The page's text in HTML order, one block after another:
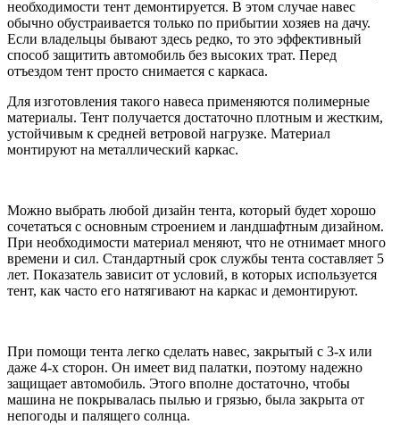
необходимости тент демонтируется. В этом случае навес
обычно обустраивается только по прибытии хозяев на дачу.
Если владельцы бывают здесь редко, то это эффективный
способ защитить автомобиль без высоких трат. Перед
отъездом тент просто снимается с каркаса.
Для изготовления такого навеса применяются полимерные
материалы. Тент получается достаточно плотным и жестким,
устойчивым к средней ветровой нагрузке. Материал
монтируют на металлический каркас.
Можно выбрать любой дизайн тента, который будет хорошо
сочетаться с основным строением и ландшафтным дизайном.
При необходимости материал меняют, что не отнимает много
времени и сил. Стандартный срок службы тента составляет 5
лет. Показатель зависит от условий, в которых используется
тент, как часто его натягивают на каркас и демонтируют.
При помощи тента легко сделать навес, закрытый с 3-х или
даже 4-х сторон. Он имеет вид палатки, поэтому надежно
защищает автомобиль. Этого вполне достаточно, чтобы
машина не покрывалась пылью и грязью, была закрыта от
непогоды и палящего солнца.